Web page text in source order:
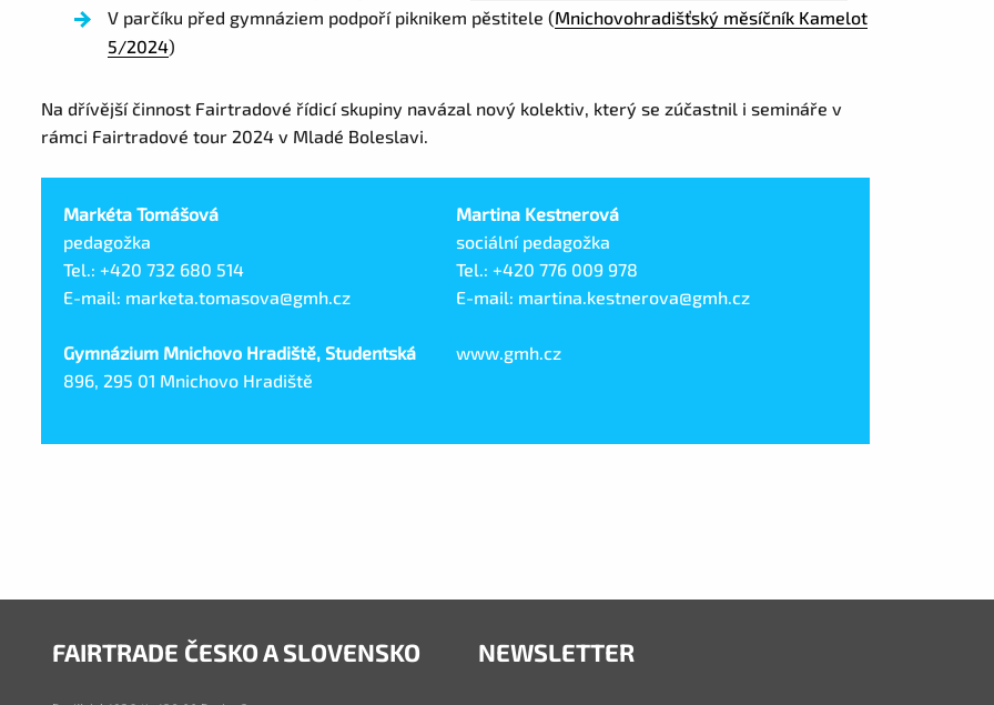
V parčíku před gymnáziem podpoří piknikem pěstitele (Mnichovohradišťský měsíčník Kamelot
5/2024)
Na dřívější činnost Fairtradové řídicí skupiny navázal nový kolektiv, který se zúčastnil i semináře v
rámci Fairtradové tour 2024 v Mladé Boleslavi.
Markéta Tomášová
pedagožka
Tel.: +420 732 680 514
E-mail: marketa.tomasova@gmh.cz
Martina Kestnerová
sociální pedagožka
Tel.: +420 776 009 978
E-mail: martina.kestnerova@gmh.cz
Gymnázium Mnichovo Hradiště, Studentská
896, 295 01 Mnichovo Hradiště
www.gmh.cz
FAIRTRADE ČESKO A SLOVENSKO NEWSLETTER